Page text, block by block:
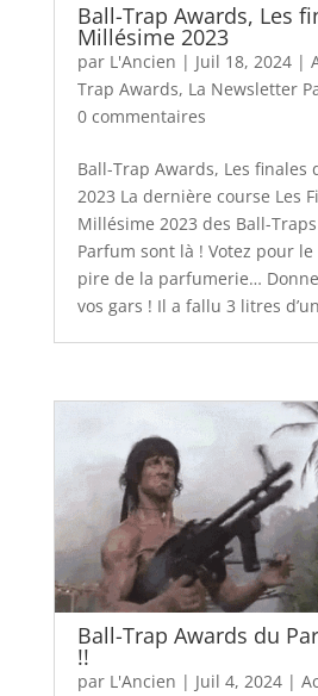
Ball-Trap Awards, Les
Millésime 2023
par L'Ancien | Juil 18, 2024|
Trap Awards, La Newsletter
0 commentaires
Ball-Trap Awards, Les finales
2023 La dernière course Les
Millésime 2023 des Ball-
Parfum sont là ! Votez pour
pire de la parfumerie…
vos gars ! Il a fallu 3 litres
Ball-Trap Awards du
!!
par L'Ancien | Juil 4, 2024|